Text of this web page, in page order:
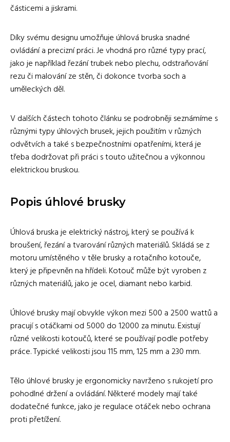
částicemi a jiskrami.
Díky svému designu umožňuje úhlová bruska snadné
ovládání a precizní práci. Je vhodná pro různé typy prací,
jako je například řezání trubek nebo plechu, odstraňování
rezu či malování ze stěn, či dokonce tvorba soch a
uměleckých děl.
V dalších částech tohoto článku se podrobněji seznámíme s
různými typy úhlových brusek, jejich použitím v různých
odvětvích a také s bezpečnostními opatřeními, která je
třeba dodržovat při práci s touto užitečnou a výkonnou
elektrickou bruskou.
Popis úhlové brusky
Úhlová bruska je elektrický nástroj, který se používá k
broušení, řezání a tvarování různých materiálů. Skládá se z
motoru umístěného v těle brusky a rotačního kotouče,
který je připevněn na hřídeli. Kotouč může být vyroben z
různých materiálů, jako je ocel, diamant nebo karbid.
Úhlové brusky mají obvykle výkon mezi 500 a 2500 wattů a
pracují s otáčkami od 5000 do 12000 za minutu. Existují
různé velikosti kotoučů, které se používají podle potřeby
práce. Typické velikosti jsou 115 mm, 125 mm a 230 mm.
Tělo úhlové brusky je ergonomicky navrženo s rukojetí pro
pohodlné držení a ovládání. Některé modely mají také
dodatečné funkce, jako je regulace otáček nebo ochrana
proti přetížení.